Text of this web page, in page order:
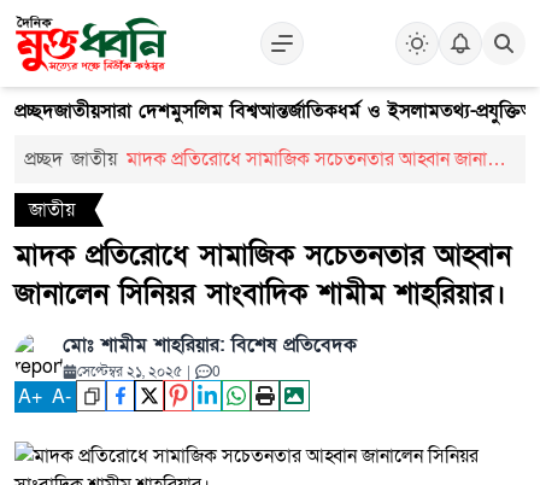
প্রচ্ছদজাতীয়সারা দেশমুসলিম বিশ্বআন্তর্জাতিকধর্ম ও ইসলামতথ্য-প্রযুক্তি
প্রচ্ছদ জাতীয় মাদক প্রতিরোধে সামাজিক সচেতনতার আহ্বান জানালেন
জাতীয়
মাদক প্রতিরোধে সামাজিক সচেতনতার আহ্বান
জানালেন সিনিয়র সাংবাদিক শামীম শাহরিয়ার।
মোঃ শামীম শাহরিয়ার: বিশেষ প্রতিবেদক
সেপ্টেম্বর ২১, ২০২৫ | 0
A+ A-